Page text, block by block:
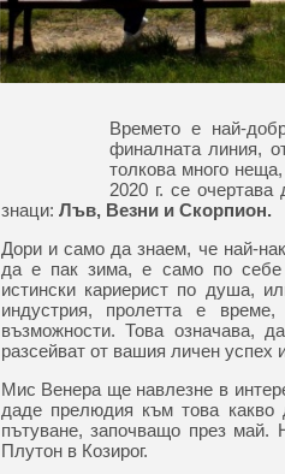
Времето е най-
финалната линия,
толкова много
2020 г. се
знаци: Лъв, Везни и Скорпион.
Дори и само да знаем, че най-
да е пак зима, е само по себе
истински кариерист по душа,
индустрия, пролетта е
възможности. Това означава,
разсейват от вашия личен
Мис Венера ще навлезне в
даде прелюдия към това какво
пътуване, започващо през
Плутон в Козирог.